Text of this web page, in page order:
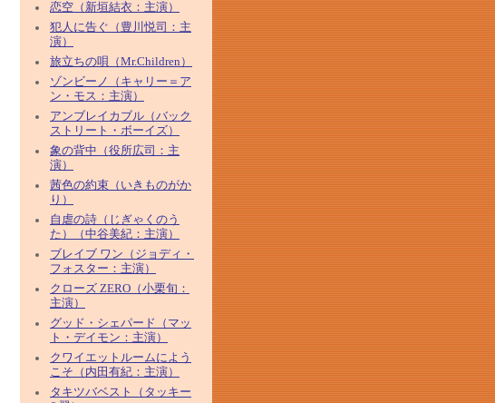
恋空（新垣結衣：主演）
犯人に告ぐ（豊川悦司：主
演）
旅立ちの唄（Mr.Children）
ゾンビーノ（キャリー＝ア
ン・モス：主演）
アンブレイカブル（バック
ストリート・ボーイズ）
象の背中（役所広司：主
演）
茜色の約束（いきものがか
り）
自虐の詩（じぎゃくのう
た）（中谷美紀：主演）
ブレイブ ワン（ジョディ・
フォスター：主演）
クローズ ZERO（小栗旬：
主演）
グッド・シェパード（マッ
ト・デイモン：主演）
クワイエットルームによう
こそ（内田有紀：主演）
タキツバベスト（タッキー